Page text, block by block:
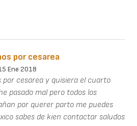
por cesarea
Ene 2018
por cesarea y quisiera el cuarto
pasado mal pero todos los
por querer parto me puedes
sabes de kien contactar saludos